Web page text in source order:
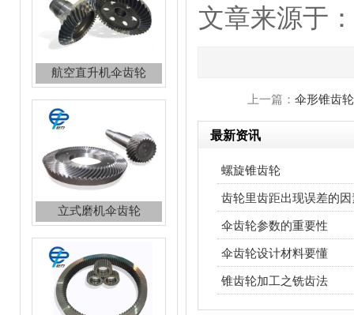
航空直升机伞齿轮
立式磨机伞齿轮
文章来源于
上一篇： 伞形锥齿
最新资讯
螺旋锥齿轮
齿轮里齿距出现误差的因
伞齿轮参数的重要性
伞齿轮设计材料要懂
锥齿轮加工之铣齿法